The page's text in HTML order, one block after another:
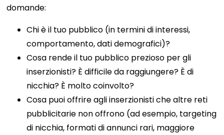
domande:
Chi è il tuo pubblico (in termini di interessi,
comportamento, dati demografici)?
Cosa rende il tuo pubblico prezioso per gli
inserzionisti? È difficile da raggiungere? È di
nicchia? È molto coinvolto?
Cosa puoi offrire agli inserzionisti che altre reti
pubblicitarie non offrono (ad esempio, targeting
di nicchia, formati di annunci rari, maggiore